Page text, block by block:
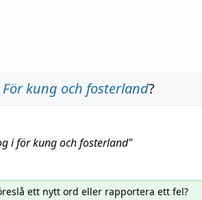
För kung och fosterland?
i för kung och fosterland"
ett nytt ord eller rapportera ett fel?